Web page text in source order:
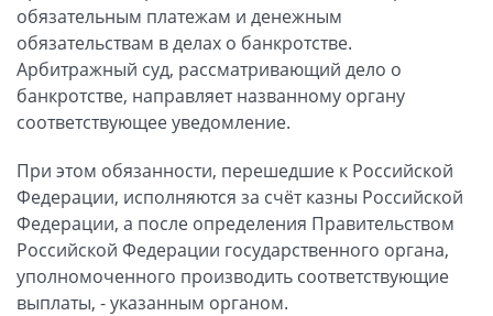
обязательным платежам и денежным
обязательствам в делах о банкротстве.
Арбитражный суд, рассматривающий дело о
банкротстве, направляет названному органу
соответствующее уведомление.
При этом обязанности, перешедшие к Российской
Федерации, исполняются за счёт казны Российской
Федерации, а после определения Правительством
Российской Федерации государственного органа,
уполномоченного производить соответствующие
выплаты, - указанным органом.